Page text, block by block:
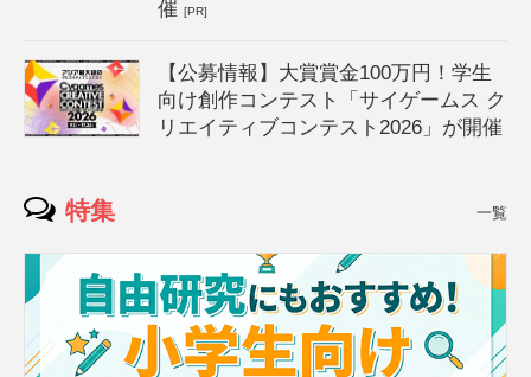
催[PR]
【公募情報】大賞賞金100万円！学生
向け創作コンテスト「サイゲームス ク
リエイティブコンテスト2026」が開催
特集 一覧